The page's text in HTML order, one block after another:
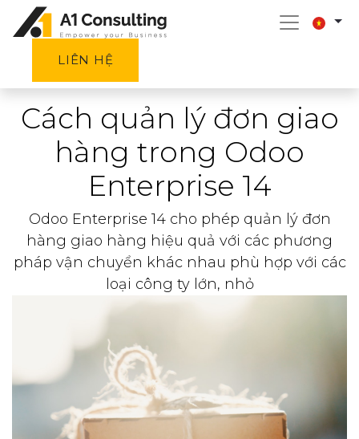
LIÊN HỆ
Cách quản lý đơn giao
hàng trong Odoo
Enterprise 14
Odoo Enterprise 14 cho phép quản lý đơn
hàng giao hàng hiệu quả với các phương
pháp vận chuyển khác nhau phù hợp với các
loại công ty lớn, nhỏ